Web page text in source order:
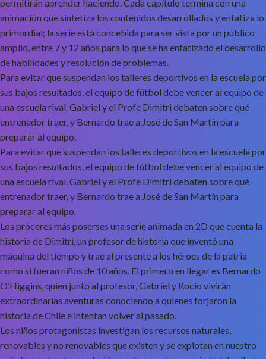
permitirán aprender haciendo. Cada capítulo termina con una
animación que sintetiza los contenidos desarrollados y enfatiza lo
primordial; la serie está concebida para ser vista por un público
amplio, entre 7 y 12 años para lo que se ha enfatizado el desarrollo
de habilidades y resolución de problemas.
Para evitar que suspendan los talleres deportivos en la escuela por
sus bajos resultados, el equipo de fútbol debe vencer al equipo de
una escuela rival. Gabriel y el Profe Dimitri debaten sobre qué
entrenador traer, y Bernardo trae a José de San Martín para
preparar al equipo.
Para evitar que suspendan los talleres deportivos en la escuela por
sus bajos resultados, el equipo de fútbol debe vencer al equipo de
una escuela rival. Gabriel y el Profe Dimitri debaten sobre qué
entrenador traer, y Bernardo trae a José de San Martín para
preparar al equipo.
Los próceres más poserses una serie animada en 2D que cuenta la
historia de Dimitri, un profesor de historia que inventó una
máquina del tiempo y trae al presente a los héroes de la patria
como si fueran niños de 10 años. El primero en llegar es Bernardo
O’Higgins, quien junto al profesor, Gabriel y Rocío vivirán
extraordinarias aventuras conociendo a quienes forjaron la
historia de Chile e intentan volver al pasado.
Los niños protagonistas investigan los recursos naturales,
renovables y no renovables que existen y se explotan en nuestro